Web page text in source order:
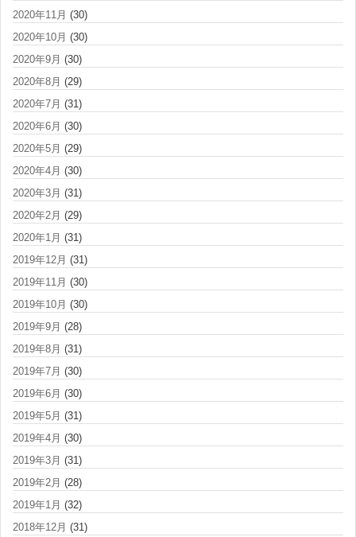
2020年11月 (30)
2020年10月 (30)
2020年9月 (30)
2020年8月 (29)
2020年7月 (31)
2020年6月 (30)
2020年5月 (29)
2020年4月 (30)
2020年3月 (31)
2020年2月 (29)
2020年1月 (31)
2019年12月 (31)
2019年11月 (30)
2019年10月 (30)
2019年9月 (28)
2019年8月 (31)
2019年7月 (30)
2019年6月 (30)
2019年5月 (31)
2019年4月 (30)
2019年3月 (31)
2019年2月 (28)
2019年1月 (32)
2018年12月 (31)